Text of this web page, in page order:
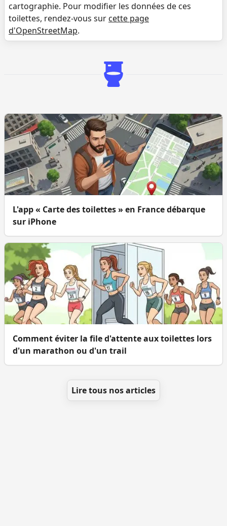
cartographie. Pour modifier les données de ces
toilettes, rendez-vous sur cette page
d'OpenStreetMap.
L'app « Carte des toilettes » en France débarque
sur iPhone
Comment éviter la file d'attente aux toilettes lors
d'un marathon ou d'un trail
Lire tous nos articles